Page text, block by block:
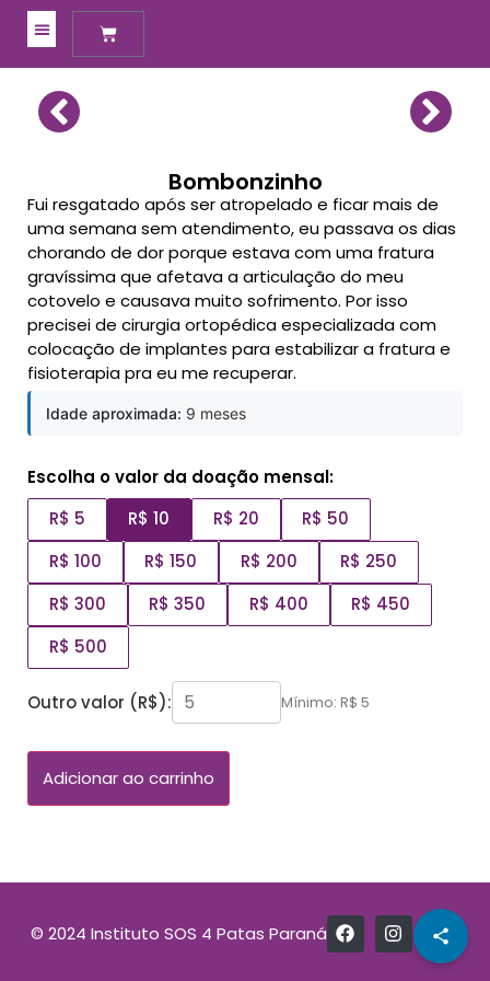
Bombonzinho
Fui resgatado após ser atropelado e ficar mais de
uma semana sem atendimento, eu passava os dias
chorando de dor porque estava com uma fratura
gravíssima que afetava a articulação do meu
cotovelo e causava muito sofrimento. Por isso
precisei de cirurgia ortopédica especializada com
colocação de implantes para estabilizar a fratura e
fisioterapia pra eu me recuperar.
Idade aproximada: 9 meses
Escolha o valor da doação mensal:
R$ 5
R$ 10 R$ 20
R$ 50
R$ 100
R$ 150 R$ 200
R$ 250
R$ 300
R$ 350 R$ 400
R$ 450
R$ 500
Outro valor (R$): Mínimo: R$ 5
Adicionar ao carrinho
© 2024 Instituto SOS 4 Patas Paraná